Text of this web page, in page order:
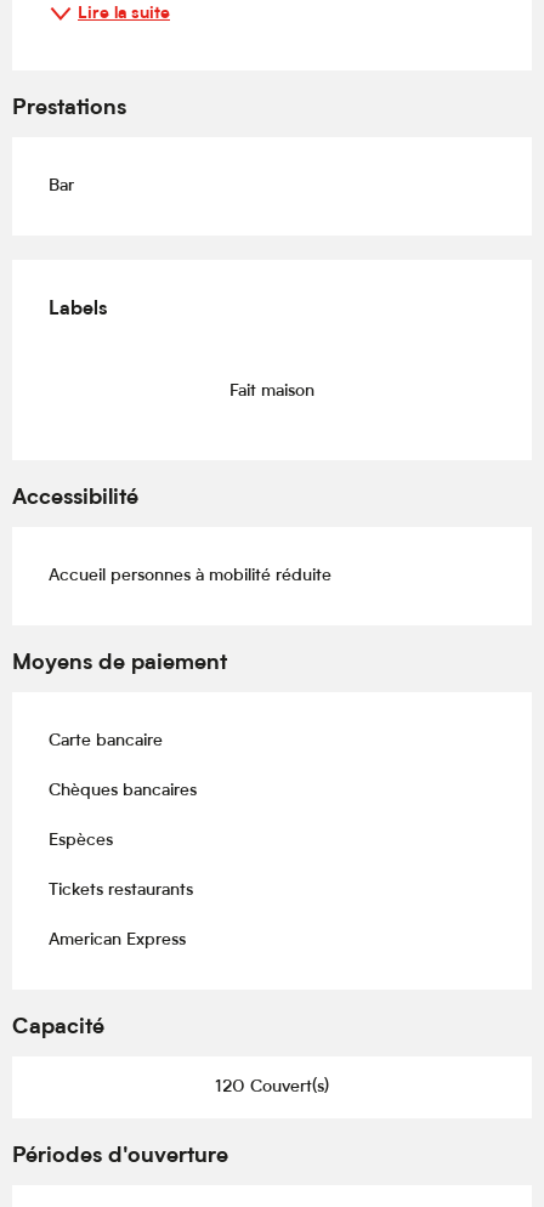
Lire la suite
Prestations
Bar
Labels
Labels
Fait maison
Accessibilité
Accueil personnes à mobilité réduite
Moyens de paiement
Carte bancaire
Chèques bancaires
Espèces
Tickets restaurants
American Express
Capacité
120 Couvert(s)
Périodes d'ouverture